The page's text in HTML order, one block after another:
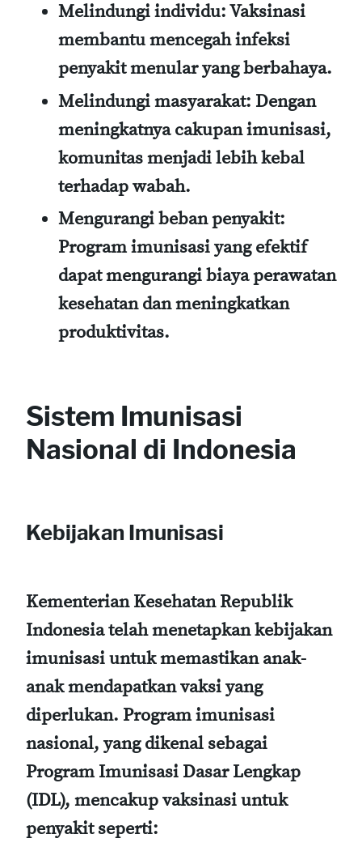
Melindungi individu: Vaksinasi
membantu mencegah infeksi
penyakit menular yang berbahaya.
Melindungi masyarakat: Dengan
meningkatnya cakupan imunisasi,
komunitas menjadi lebih kebal
terhadap wabah.
Mengurangi beban penyakit:
Program imunisasi yang efektif
dapat mengurangi biaya perawatan
kesehatan dan meningkatkan
produktivitas.
Sistem Imunisasi
Nasional di Indonesia
Kebijakan Imunisasi
Kementerian Kesehatan Republik
Indonesia telah menetapkan kebijakan
imunisasi untuk memastikan anak-
anak mendapatkan vaksi yang
diperlukan. Program imunisasi
nasional, yang dikenal sebagai
Program Imunisasi Dasar Lengkap
(IDL), mencakup vaksinasi untuk
penyakit seperti: